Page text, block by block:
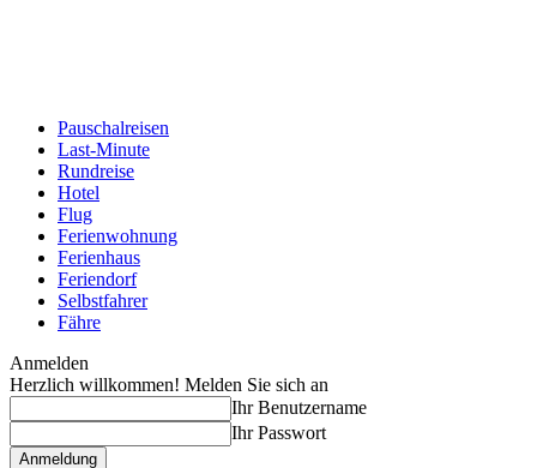
Pauschalreisen
Last-Minute
Rundreise
Hotel
Flug
Ferienwohnung
Ferienhaus
Feriendorf
Selbstfahrer
Fähre
Anmelden
Herzlich willkommen! Melden Sie sich an
Ihr Benutzername
Ihr Passwort